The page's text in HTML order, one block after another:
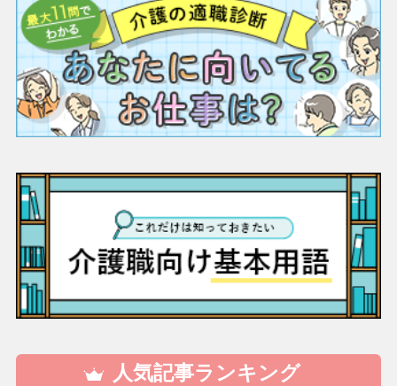
人気記事ランキング